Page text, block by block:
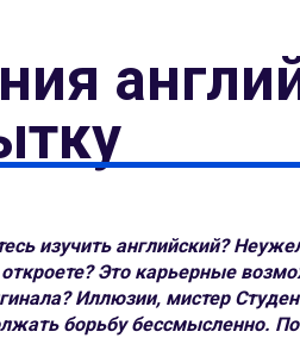
изучить английский?
Это карьерные
Иллюзии, мистер
борьбу бессмысленно.